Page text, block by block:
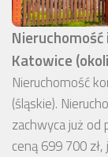
Katowice
Nieruchomość
(śląskie).
zachwyca już
ceną 699 700